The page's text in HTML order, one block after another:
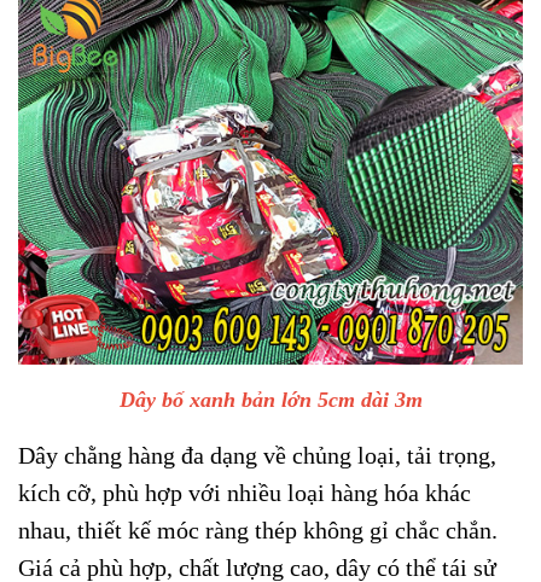
Dây bố xanh bản lớn 5cm dài 3m
Dây chằng hàng đa dạng về chủng loại, tải trọng,
kích cỡ, phù hợp với nhiều loại hàng hóa khác
nhau, thiết kế móc ràng thép không gỉ chắc chắn.
Giá cả phù hợp, chất lượng cao, dây có thể tái sử